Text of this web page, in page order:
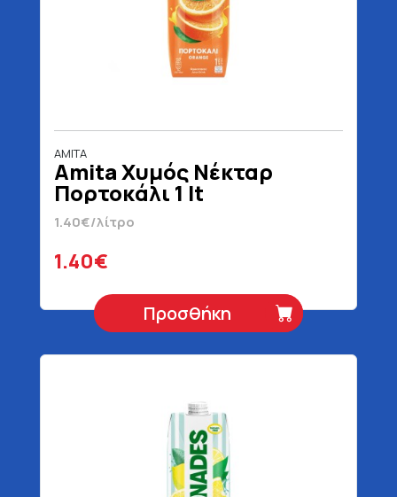
AMITA
Amita Χυμός Νέκταρ
Πορτοκάλι 1 lt
1.40€/λίτρο
1.40€
Προσθήκη